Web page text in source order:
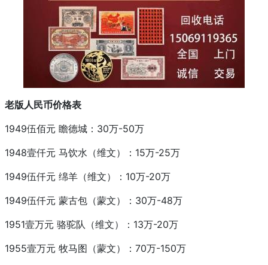
老版人民币价格表
1949伍佰元 瞻德城：30万-50万
1948壹仟元 马饮水（维文）：15万-25万
1949伍仟元 绵羊（维文）：10万-20万
1949伍仟元 蒙古包（蒙文）：30万-48万
1951壹万元 骆驼队（维文）：13万-20万
1955壹万元 牧马图（蒙文）：70万-150万